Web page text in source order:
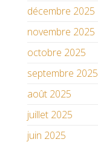
décembre 2025
novembre 2025
octobre 2025
septembre 2025
août 2025
juillet 2025
juin 2025